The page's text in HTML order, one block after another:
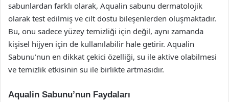
sabunlardan farklı olarak, Aqualin sabunu dermatolojik
olarak test edilmiş ve cilt dostu bileşenlerden oluşmaktadır.
Bu, onu sadece yüzey temizliği için değil, aynı zamanda
kişisel hijyen için de kullanılabilir hale getirir. Aqualin
Sabunu’nun en dikkat çekici özelliği, su ile aktive olabilmesi
ve temizlik etkisinin su ile birlikte artmasıdır.
Aqualin Sabunu’nun Faydaları